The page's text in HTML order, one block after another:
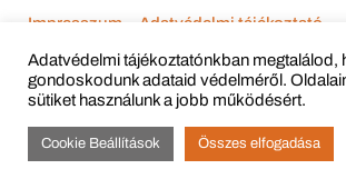
© Copyright 2015 - 2022 All Rights
Impresszum Adatvédelmi tájékoztató
Adatvédelmi tájékoztatónkban megtalálod,
gondoskodunk adataid védelméről.
sütiket használunk a jobb működésért.
Cookie Beállítások Összes elfogadása